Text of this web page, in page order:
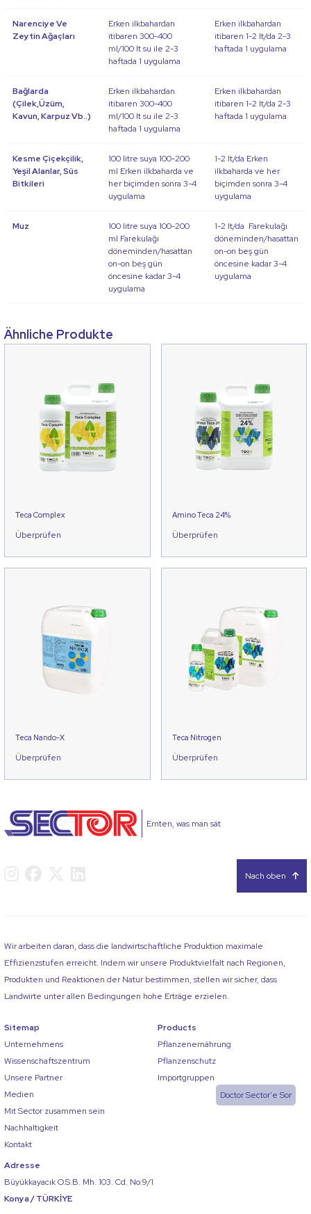
Narenciye Ve
Zeytin Ağaçları
Erken ilkbahardan
itibaren 300-400
ml/100 lt su ile 2-3
haftada 1 uygulama
Erken ilkbahardan
itibaren 1-2 lt/da 2-3
haftada 1 uygulama
Bağlarda
(Çilek,Üzüm,
Kavun, Karpuz Vb..)
Erken ilkbahardan
itibaren 300-400
ml/100 lt su ile 2-3
haftada 1 uygulama
Erken ilkbahardan
itibaren 1-2 lt/da 2-3
haftada 1 uygulama
Kesme Çiçekçilik,
Yeşil Alanlar, Süs
Bitkileri
100 litre suya 100-200
ml Erken ilkbaharda ve
her biçimden sonra 3-4
uygulama
1-2 lt/da Erken
ilkbaharda ve her
biçimden sonra 3-4
uygulama
Muz
100 litre suya 100-200
ml Farekulağı
döneminden/hasattan
on-on beş gün
öncesine kadar 3-4
uygulama
1-2 lt/da Farekulağı
döneminden/hasattan
on-on beş gün
öncesine kadar 3-4
uygulama
Ähnliche Produkte
Teca Complex
Überprüfen
Amino Teca 24%
Überprüfen
Teca Nando-X
Überprüfen
Teca Nitrogen
Überprüfen
Doctor Sector'e Sor
Ernten, was man sät
Nach oben
Wir arbeiten daran, dass die landwirtschaftliche Produktion maximale
Effizienzstufen erreicht. Indem wir unsere Produktvielfalt nach Regionen,
Produkten und Reaktionen der Natur bestimmen, stellen wir sicher, dass
Landwirte unter allen Bedingungen hohe Erträge erzielen.
Sitemap
Unternehmens
Wissenschaftszentrum
Unsere Partner
Medien
Mit Sector zusammen sein
Nachhaltigkeit
Kontakt
Products
Pflanzenernährung
Pflanzenschutz
Importgruppen
Adresse
Büyükkayacık O.S.B. Mh. 103. Cd. No:9/1
Konya / TÜRKİYE